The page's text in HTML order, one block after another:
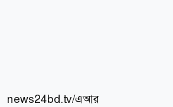
news24bd.tv/এআর